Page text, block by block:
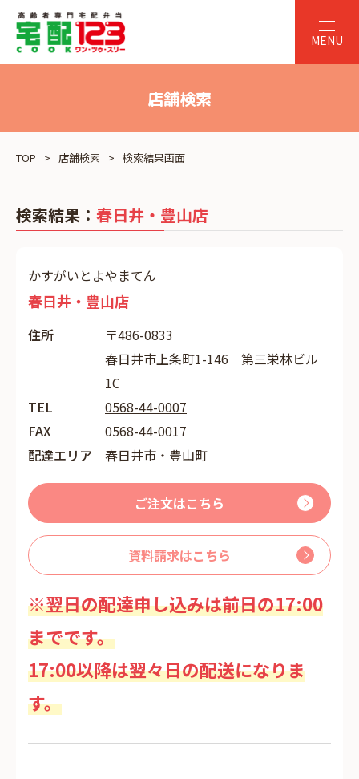
店舗検索
TOP 店舗検索 検索結果画面
検索結果： 春日井・豊山店
かすがいとよやまてん
春日井・豊山店
住所
〒486-0833
春日井市上条町1-146 第三栄林ビル
1C
TEL
0568-44-0007
FAX
0568-44-0017
配達エリア
春日井市・豊山町
ご注文はこちら
資料請求はこちら
※翌日の配達申し込みは前日の17:00
までです。
17:00以降は翌々日の配送になりま
す。